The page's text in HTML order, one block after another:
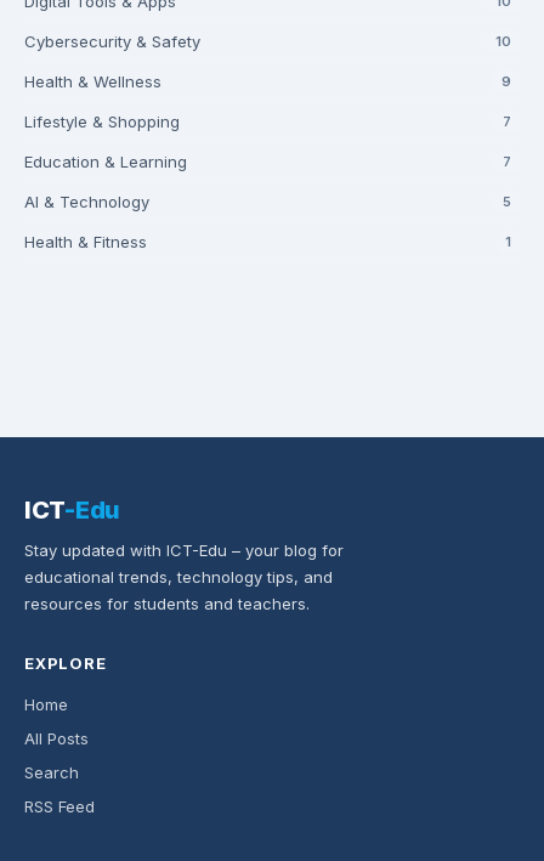
Cybersecurity & Safety 10
Health & Wellness 9
Lifestyle & Shopping 7
Education & Learning 7
AI & Technology 5
Health & Fitness 1
ICT-Edu
Stay updated with ICT-Edu – your blog for
educational trends, technology tips, and
resources for students and teachers.
EXPLORE
Home
All Posts
Search
RSS Feed